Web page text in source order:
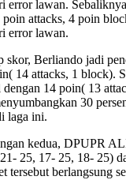
error lawan.
attacks, 4 poin
error lawan.
skor, Berliando jadi
14 attacks, 1 block).
14 poin( 13
30
laga ini.
kedua, DPUPR
25, 17- 25, 18- 25)
tersebut berlangsung